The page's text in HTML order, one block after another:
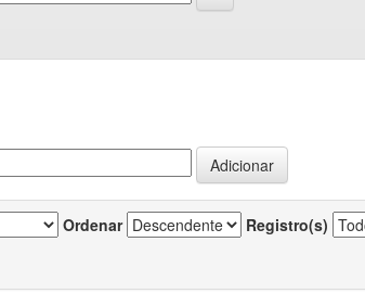
Ordenar Registro(s)